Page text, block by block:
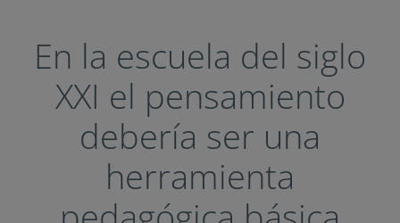
En la escuela del siglo
XXI el pensamiento
debería ser una
herramienta